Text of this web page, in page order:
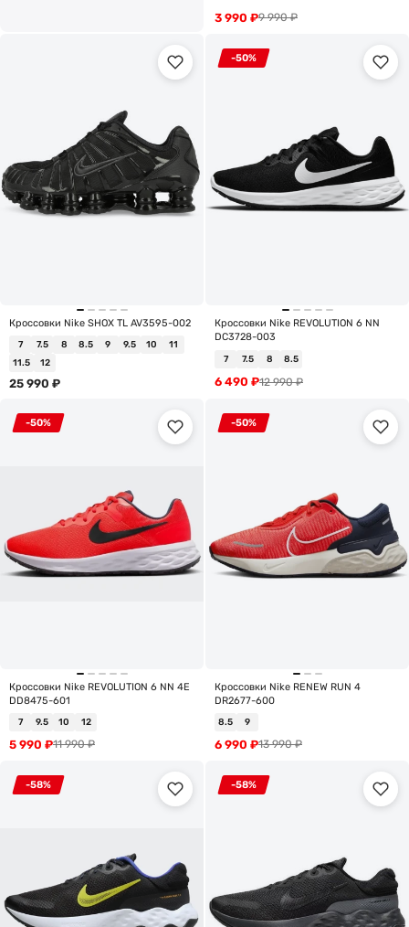
9 990₽
3 990 ₽
Кроссовки Nike SHOX TL AV3595-002
7 7.5 8 8.5 9 9.5 10
11
11.5
12
25 990 ₽
-50%
Кроссовки Nike REVOLUTION 6 NN
DC3728-003
7 7.5 8 8.5
12 990₽
6 490 ₽
-50%
Кроссовки Nike REVOLUTION 6 NN 4E
DD8475-601
7 9.5 10 12
11 990₽
5 990 ₽
-50%
Кроссовки Nike RENEW RUN 4
DR2677-600
8.5 9
13 990₽
6 990 ₽
-58% -58%